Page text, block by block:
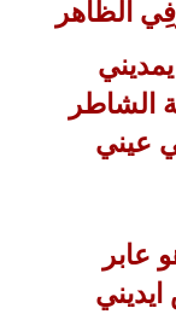
الظاهر
الشاطر
عيني
عابر